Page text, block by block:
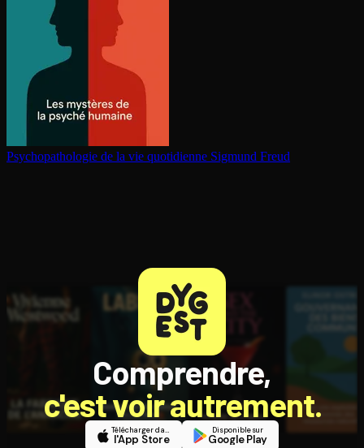
Psy­cho­pa­tho­lo­gie de la vie quotidienne Sigmund Freud
Comprendre,
c'est voir autrement.
Télécharger dans
l'App Store
Disponible sur
Google Play